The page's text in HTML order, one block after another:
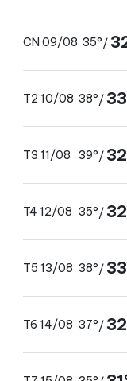
CN 09/08 35°/
T2 10/08 38°/
T3 11/08 39°/
T4 12/08 35°/
T5 13/08 38°/
T6 14/08 37°/